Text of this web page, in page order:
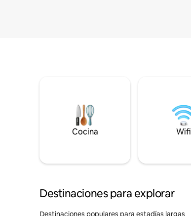
Cocina Wifi
Destinaciones para explorar
Destinaciones populares para estadías largas